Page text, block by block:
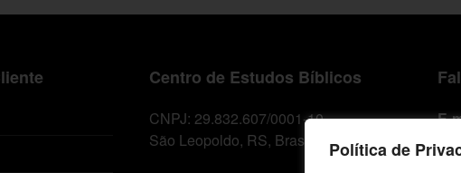
Política de
Centro de Estudos Bíblicos
CNPJ: 29.832.607/0001-10
São Leopoldo, RS, Brasil
E-